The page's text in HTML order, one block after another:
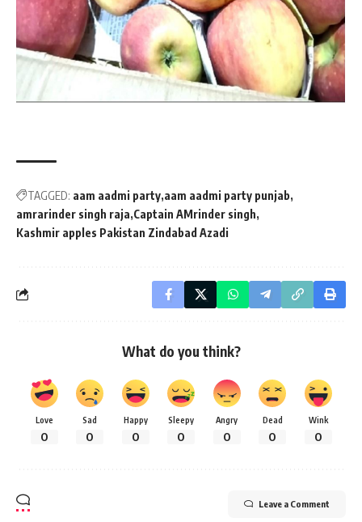
TAGGED: aam aadmi party aam aadmi party punjab
amrarinder singh raja Captain AMrinder singh
Kashmir apples Pakistan Zindabad Azadi
What do you think?
Love
0
Sad
0
Happy
0
Sleepy
0
Angry
0
Dead
0
Wink
0
Leave a Comment